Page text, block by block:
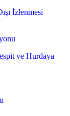
İzlenmesi
ve Hurdaya